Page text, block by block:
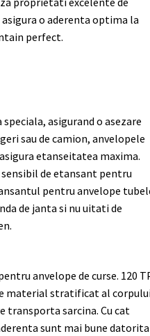
o aderenta optima la
perfect.
asigurand o asezare
sau de camion, anvelopele
etanseitatea maxima.
de etansant pentru
pentru anvelope
de janta si nu uitati de
anvelope de curse. 120
material stratificat al
transporta sarcina. Cu cat
sunt mai bune datorita